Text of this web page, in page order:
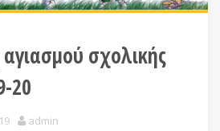
σχολικής
20
admin